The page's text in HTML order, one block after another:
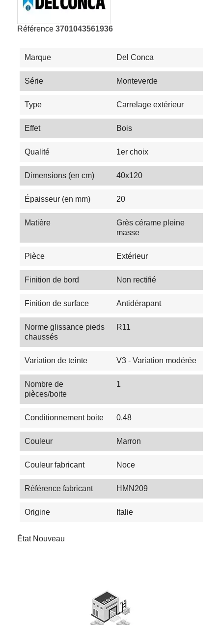
Référence 3701043561936
Marque Del Conca
Série Monteverde
Type Carrelage extérieur
Effet Bois
Qualité 1er choix
Dimensions (en cm) 40x120
Épaisseur (en mm) 20
Matière
Grès cérame pleine
masse
Pièce Extérieur
Finition de bord Non rectifié
Finition de surface Antidérapant
Norme glissance pieds
chaussés
R11
Variation de teinte V3 - Variation modérée
Nombre de
pièces/boite
1
Conditionnement boite 0.48
Couleur Marron
Couleur fabricant Noce
Référence fabricant HMN209
Origine Italie
État Nouveau